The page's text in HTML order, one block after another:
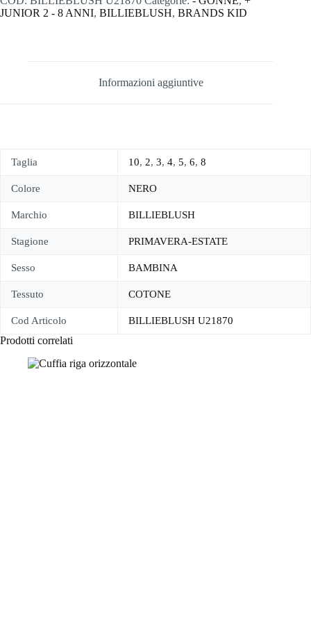
JUNIOR 2 - 8 ANNI, BILLIEBLUSH, BRANDS KID
Informazioni aggiuntive
Taglia 10, 2, 3, 4, 5, 6, 8
Colore NERO
Marchio BILLIEBLUSH
Stagione PRIMAVERA-ESTATE
Sesso BAMBINA
Tessuto COTONE
Cod Articolo BILLIEBLUSH U21870
Prodotti correlati